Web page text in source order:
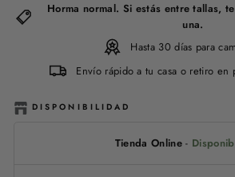
Horma normal. Si estás entre tallas,
una.
Hasta 30 días para
Envío rápido a tu casa o retiro en
DISPONIBILIDAD
Tienda Online-